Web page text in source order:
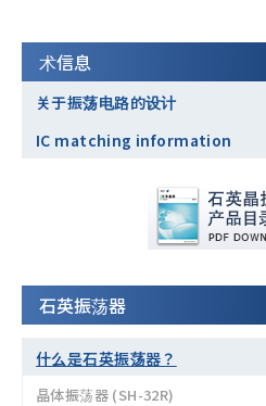
术信息
关于振荡电路的设计
IC matching information
石英振荡器
什么是石英振荡器？
晶体振荡器 (SH-32R)